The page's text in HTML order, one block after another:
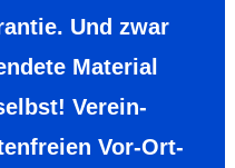
Und zwar
Mate­rial
Verein­
Vor-Ort-